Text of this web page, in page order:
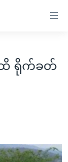
ထိ ရိုက်ခတ်